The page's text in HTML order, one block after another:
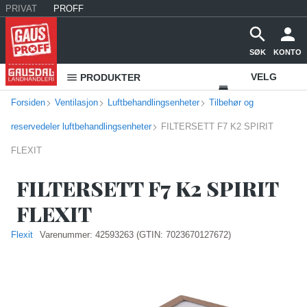
PRIVAT PROFF
SØK KONTO
PRODUKTER VELG
VAREHUS
KONTAKT
Forsiden Ventilasjon Luftbehandlingsenheter Tilbehør og
reservedeler luftbehandlingsenheter FILTERSETT F7 K2 SPIRIT
FLEXIT
FILTERSETT F7 K2 SPIRIT
FLEXIT
Flexit Varenummer: 42593263 (GTIN: 7023670127672)